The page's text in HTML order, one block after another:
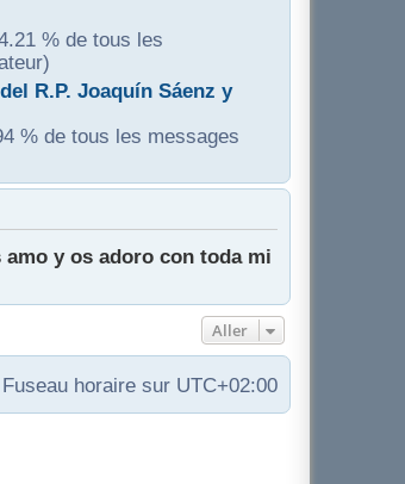
% de tous les
R.P. Joaquín Sáenz y
% de tous les messages
y os adoro con toda mi
Aller
Fuseau horaire sur UTC+02:00